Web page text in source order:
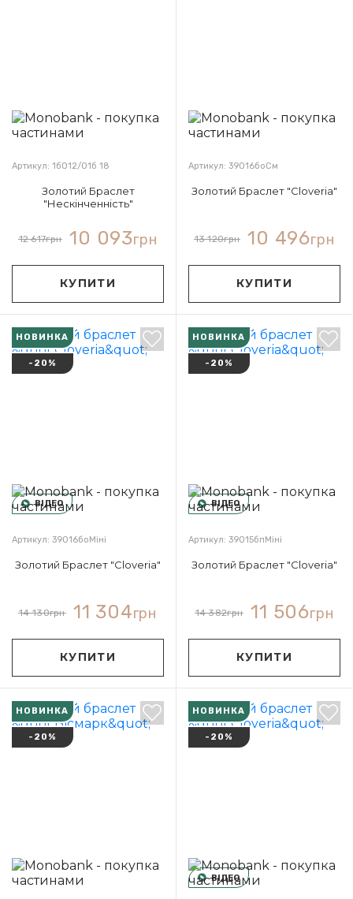
Артикул: 1б012/01б 18
Золотий Браслет
"Нескінченність"
12 617грн 10 093грн
КУПИТИ
Артикул: 39016боСм
Золотий Браслет "Cloveria"
13 120грн 10 496грн
КУПИТИ
НОВИНКА
-20%
ВІДЕО
Артикул: 39016боМіні
Золотий Браслет "Cloveria"
14 130грн 11 304грн
КУПИТИ
НОВИНКА
-20%
ВІДЕО
Артикул: 39015бпМіні
Золотий Браслет "Cloveria"
14 382грн 11 506грн
КУПИТИ
НОВИНКА
-20%
НОВИНКА
-20%
ВІДЕО